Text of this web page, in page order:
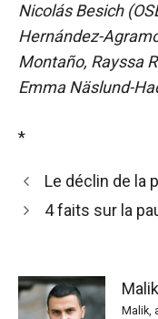
Nicolás Besich
Hernández-
Montaño, Rayssa
Emma Näslund-
*
Le déclin de la
4 faits sur la
Malik,